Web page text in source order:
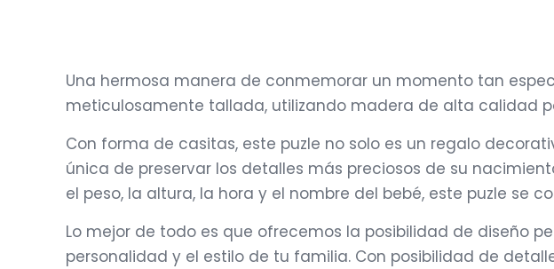
Una hermosa manera de conmemorar un momento tan
meticulosamente tallada, utilizando madera de alta calidad
Con forma de casitas, este puzle no solo es un regalo
única de preservar los detalles más preciosos de su
el peso, la altura, la hora y el nombre del bebé, este puzle se
Lo mejor de todo es que ofrecemos la posibilidad de diseño
personalidad y el estilo de tu familia. Con posibilidad de